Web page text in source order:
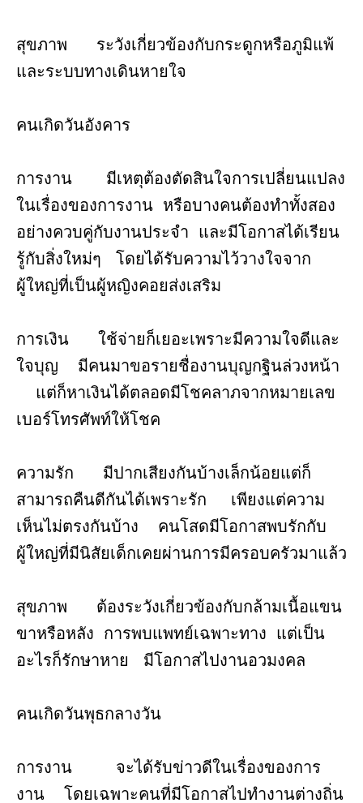
สุขภาพ ระวังเกี่ยวข้องกับกระดูกหรือภูมิแพ้
และระบบทางเดินหายใจ
คนเกิดวันอังคาร
การงาน มีเหตุต้องตัดสินใจการเปลี่ยนแปลง
ในเรื่องของการงาน หรือบางคนต้องทำทั้งสอง
อย่างควบคู่กับงานประจำ และมีโอกาสได้เรียน
รู้กับสิ่งใหม่ๆ โดยได้รับความไว้วางใจจาก
ผู้ใหญ่ที่เป็นผู้หญิงคอยส่งเสริม
การเงิน ใช้จ่ายก็เยอะเพราะมีความใจดีและ
ใจบุญ มีคนมาขอรายชื่องานบุญกฐินล่วงหน้า
แต่ก็หาเงินได้ตลอดมีโชคลาภจากหมายเลข
เบอร์โทรศัพท์ให้โชค
ความรัก มีปากเสียงกันบ้างเล็กน้อยแต่ก็
สามารถคืนดีกันได้เพราะรัก เพียงแต่ความ
เห็นไม่ตรงกันบ้าง คนโสดมีโอกาสพบรักกับ
ผู้ใหญ่ที่มีนิสัยเด็กเคยผ่านการมีครอบครัวมาแล้ว
สุขภาพ ต้องระวังเกี่ยวข้องกับกล้ามเนื้อแขน
ขาหรือหลัง การพบแพทย์เฉพาะทาง แต่เป็น
อะไรก็รักษาหาย มีโอกาสไปงานอวมงคล
คนเกิดวันพุธกลางวัน
การงาน จะได้รับข่าวดีในเรื่องของการ
งาน โดยเฉพาะคนที่มีโอกาสไปทำงานต่างถิ่น